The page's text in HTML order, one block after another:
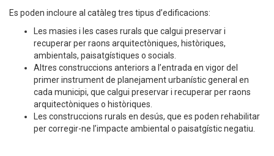
Es poden incloure al catàleg tres tipus d’edificacions:
Les masies i les cases rurals que calgui preservar i
recuperar per raons arquitectòniques, històriques,
ambientals, paisatgístiques o socials.
Altres construccions anteriors a l’entrada en vigor del
primer instrument de planejament urbanístic general en
cada municipi, que calgui preservar i recuperar per raons
arquitectòniques o històriques.
Les construccions rurals en desús, que es poden rehabilitar
per corregir-ne l’impacte ambiental o paisatgístic negatiu.